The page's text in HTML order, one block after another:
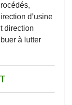
d’usine
direction
à lutter